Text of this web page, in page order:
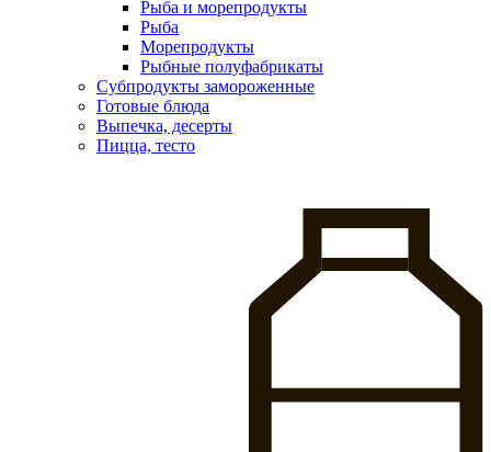
Рыба и морепродукты
Рыба
Морепродукты
Рыбные полуфабрикаты
Субпродукты замороженные
Готовые блюда
Выпечка, десерты
Пицца, тесто